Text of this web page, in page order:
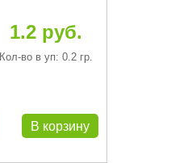
1.2 руб.
Кол-во в уп: 0.2 гр.
В корзину